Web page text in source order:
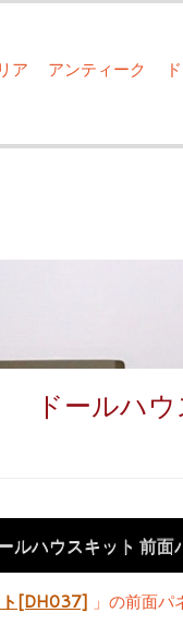
ア アンティーク
ドールハ
ルハウスキット 前面
ト[DH037] 」の前面パ